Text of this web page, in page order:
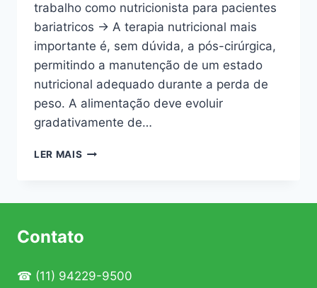
trabalho como nutricionista para pacientes
bariatricos → A terapia nutricional mais
importante é, sem dúvida, a pós-cirúrgica,
permitindo a manutenção de um estado
nutricional adequado durante a perda de
peso. A alimentação deve evoluir
gradativamente de…
LER MAIS CIRURGIA
PÓS-
Contato
☎ (11) 94229-9500